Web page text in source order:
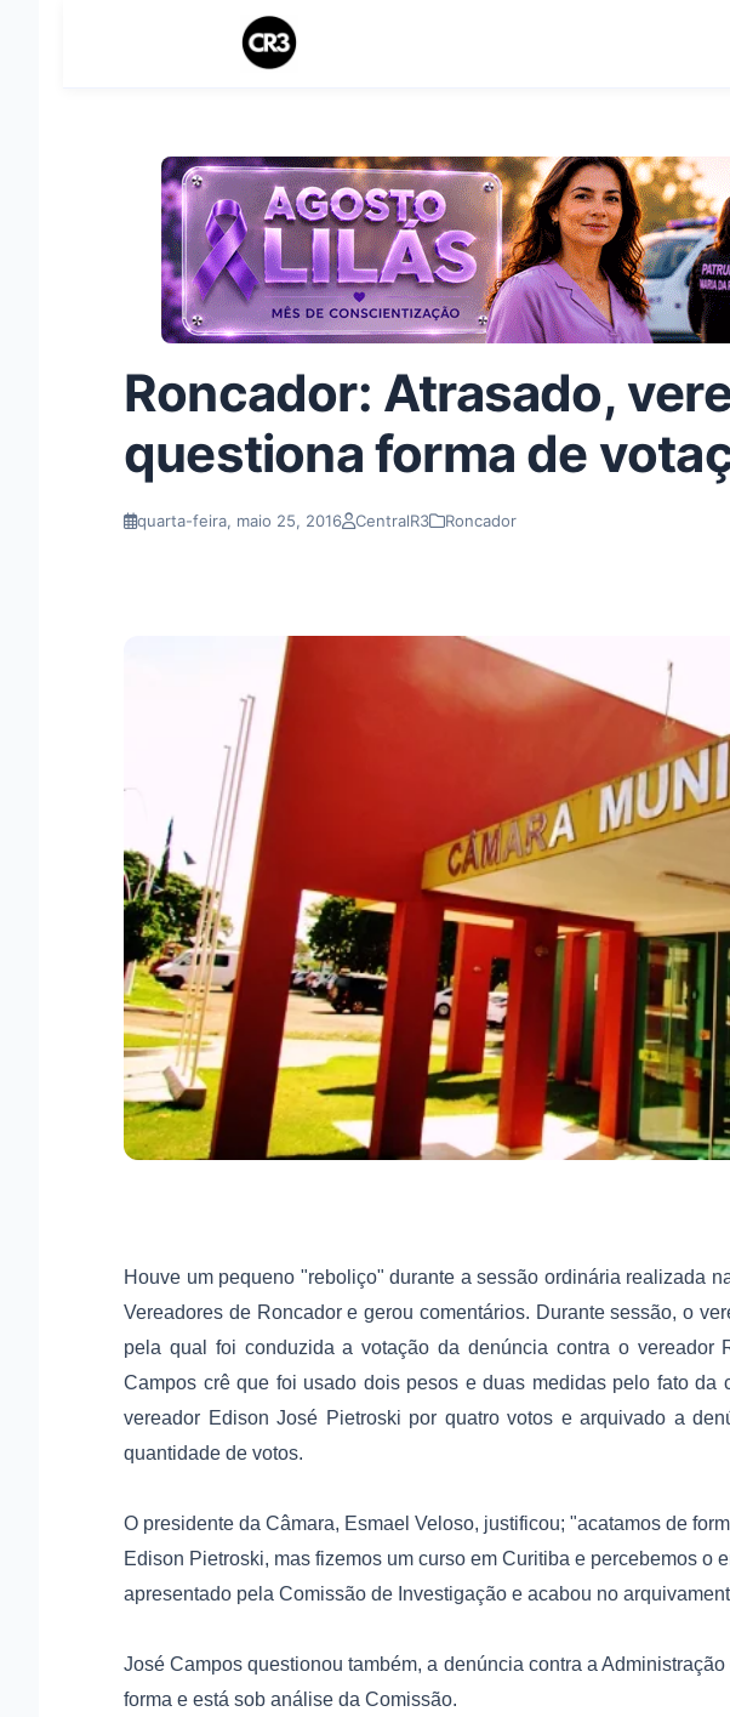
Roncador: Atrasado,
questiona forma de
quarta-feira, maio 25, 2016 CentralR3 Roncador
Houve um pequeno "reboliço" durante a sessão ordinária realizada
Vereadores de Roncador e gerou comentários. Durante sessão, o
pela qual foi conduzida a votação da denúncia contra o vereador
Campos crê que foi usado dois pesos e duas medidas pelo fato da
vereador Edison José Pietroski por quatro votos e arquivado a
quantidade de votos.
O presidente da Câmara, Esmael Veloso, justificou; "acatamos de
Edison Pietroski, mas fizemos um curso em Curitiba e percebemos o
apresentado pela Comissão de Investigação e acabou no
José Campos questionou também, a denúncia contra a
forma e está sob análise da Comissão.